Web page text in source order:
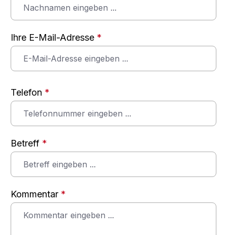
Ihre E-Mail-Adresse *
Telefon *
Betreff *
Kommentar *